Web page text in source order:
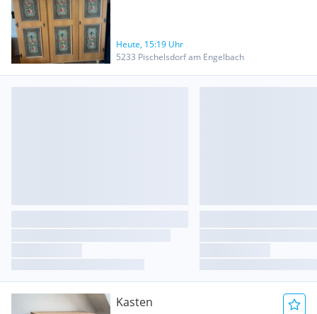
Heute, 15:19 Uhr
5233 Pischelsdorf am Engelbach
Kasten